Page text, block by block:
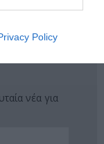
Policy
νέα για